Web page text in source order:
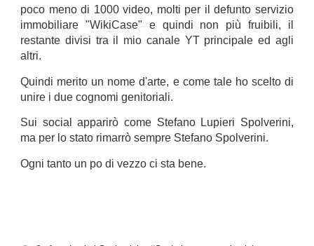
poco meno di 1000 video, molti per il defunto servizio
immobiliare "WikiCase" e quindi non più fruibili, il
restante divisi tra il mio canale YT principale ed agli
altri.
Quindi merito un nome d'arte, e come tale ho scelto di
unire i due cognomi genitoriali.
Sui social apparirò come Stefano Lupieri Spolverini,
ma per lo stato rimarrò sempre Stefano Spolverini.
Ogni tanto un po di vezzo ci sta bene.